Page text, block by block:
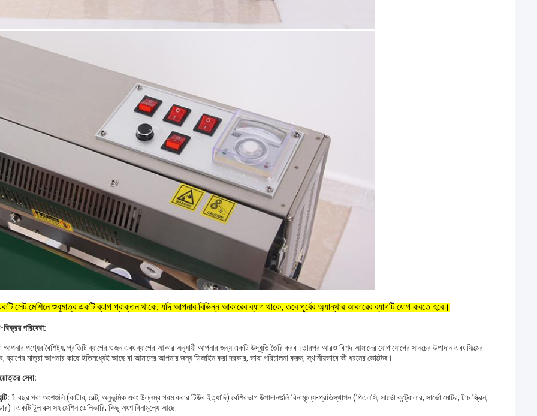
সেট মেশিনে শুধুমাত্র একটি ব্যাগ প্রাক্তন থাকে, যদি আপনার বিভিন্ন আকারের ব্যাগ থাকে, তবে পূর্বের অ্যান্থার আকারের ব্যাগটি যোগ করতে হবে।
পরিষেবা:
পণ্যের বৈশিষ্ট্য, প্রতিটি ব্যাগের ওজন এবং ব্যাগের আকার অনুযায়ী আপনার জন্য একটি উদ্ধৃতি তৈরি করব।তারপর আরও বিশদ আমাদের যোগাযোগের সানচের উপাদান এবং ফিল্মের
ব্যাগের মাত্রা আপনার কাছে ইতিমধ্যেই আছে বা আমাদের আপনার জন্য ডিজাইন করা দরকার, ভাষা পরিচালনা করুন, স্থানীয়ভাবে কী ধরনের ভোল্টেজ।
সেবা:
1 বছর পরা অংশগুলি (কাটার, বেল্ট, অনুভূমিক এবং উল্লম্ব গরম করার টিউব ইত্যাদি) বেশিরভাগ উপাদানগুলি বিনামূল্যে-প্রতিস্থাপন (পিএলসি, সার্ভো কন্ট্রোলার, সার্ভো মোটর, টাচ স্ক্রিন,
টুল বক্স সহ মেশিন ডেলিভারি, কিছু অংশ বিনামূল্যে আছে.